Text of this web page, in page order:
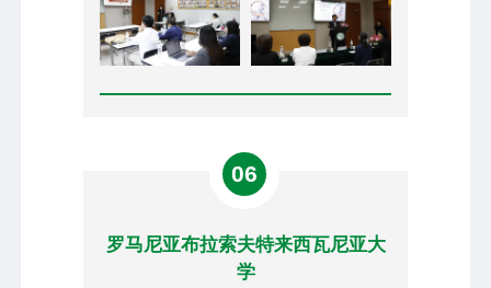
06
罗马尼亚布拉索夫特来西瓦尼亚大
学